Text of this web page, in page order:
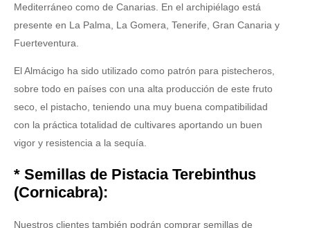
Mediterráneo como de Canarias. En el archipiélago está
presente en La Palma, La Gomera, Tenerife, Gran Canaria y
Fuerteventura.
El Almácigo ha sido utilizado como patrón para pistecheros,
sobre todo en países con una alta producción de este fruto
seco, el pistacho, teniendo una muy buena compatibilidad
con la práctica totalidad de cultivares aportando un buen
vigor y resistencia a la sequía.
* Semillas de Pistacia Terebinthus
(Cornicabra):
Nuestros clientes también podrán comprar semillas de